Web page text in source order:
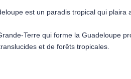
est un paradis tropical qui
Terre qui forme la Guadeloupe
et de forêts tropicales.